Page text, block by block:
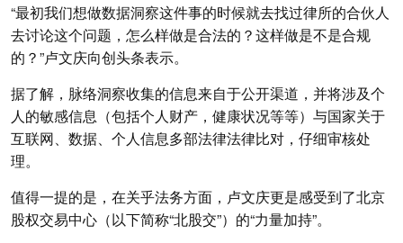
“最初我们想做数据洞察这件事的时候就去找过律所的合伙人
去讨论这个问题，怎么样做是合法的？这样做是不是合规
的？”卢文庆向创头条表示。
据了解，脉络洞察收集的信息来自于公开渠道，并将涉及个
人的敏感信息（包括个人财产，健康状况等等）与国家关于
互联网、数据、个人信息多部法律法律比对，仔细审核处
理。
值得一提的是，在关乎法务方面，卢文庆更是感受到了北京
股权交易中心（以下简称“北股交”）的“力量加持”。